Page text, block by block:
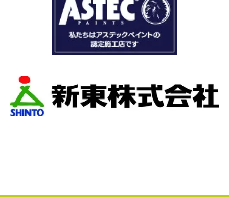
瓦の劣化がだいぶ進んでいて所々でヒビや1箇所
穴が空いているのもわりました。
本当は屋根全部を変えたいところでしたが、こ
の先10数年で住み替え予定なので瓦の差し替え
をお願いしました。
作業です。
当初夕方４時頃終了予定が、家にあった予備の
瓦まで使って瓦を差し替えてもらったので薄暗
くなるまで頑張っていただき頭の下がる思いで